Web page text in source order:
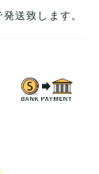
送致します。